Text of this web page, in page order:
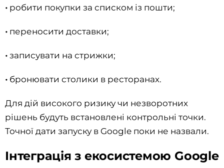
• робити покупки за списком із пошти;
• переносити доставки;
• записувати на стрижки;
• бронювати столики в ресторанах.
Для дій високого ризику чи незворотних
рішень будуть встановлені контрольні точки.
Точної дати запуску в Google поки не назвали.
Інтеграція з екосистемою Google